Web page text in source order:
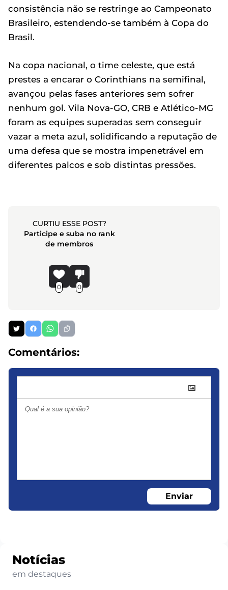
consistência não se restringe ao Campeonato
Brasileiro, estendendo-se também à Copa do
Brasil.
Na copa nacional, o time celeste, que está
prestes a encarar o Corinthians na semifinal,
avançou pelas fases anteriores sem sofrer
nenhum gol. Vila Nova-GO, CRB e Atlético-MG
foram as equipes superadas sem conseguir
vazar a meta azul, solidificando a reputação de
uma defesa que se mostra impenetrável em
diferentes palcos e sob distintas pressões.
CURTIU ESSE POST?
Participe e suba no rank
de membros
0 0
Comentários:
Enviar
Notícias
em destaques